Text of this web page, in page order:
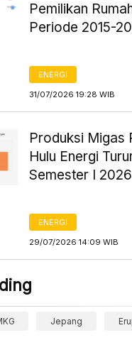
Pemilikan
Periode 2015-
ENERGI
31/07/2026 19:28 WIB
Produksi Migas
Hulu Energi
Semester I 2026
ENERGI
29/07/2026 14:09 WIB
Jepang